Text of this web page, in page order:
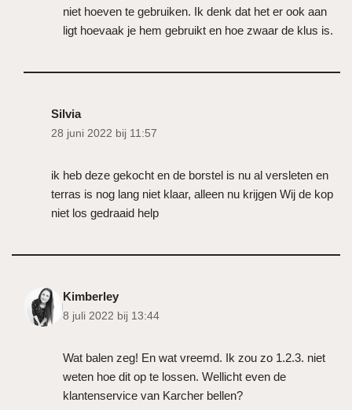
niet hoeven te gebruiken. Ik denk dat het er ook aan
ligt hoevaak je hem gebruikt en hoe zwaar de klus is.
Silvia
28 juni 2022 bij 11:57
ik heb deze gekocht en de borstel is nu al versleten en
terras is nog lang niet klaar, alleen nu krijgen Wij de kop
niet los gedraaid help
Kimberley
8 juli 2022 bij 13:44
Wat balen zeg! En wat vreemd. Ik zou zo 1.2.3. niet
weten hoe dit op te lossen. Wellicht even de
klantenservice van Karcher bellen?